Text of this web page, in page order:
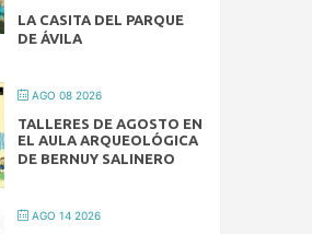
LA CASITA DEL PARQUE
DE ÁVILA
AGO 08 2026
TALLERES DE AGOSTO EN
EL AULA ARQUEOLÓGICA
DE BERNUY SALINERO
AGO 14 2026